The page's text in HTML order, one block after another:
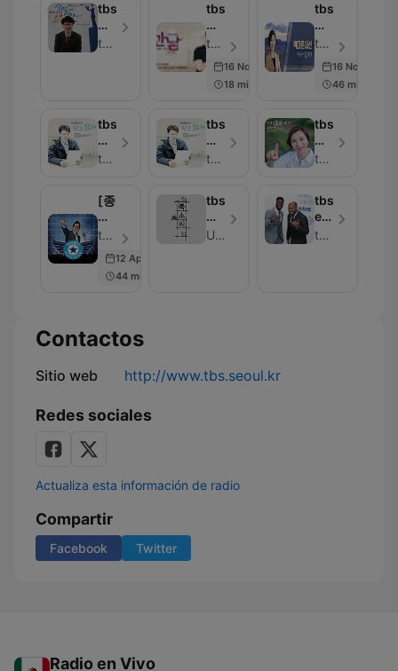
tbs
서
울
원
입
니
tbs 교통방송
tbs
유
쾌
만
남
선
신
보
입
니
다
tbs 교통방송 - Episodio 3602
16 Nov 2018
18 min
tbs
색
다
시
선,
숙
입
니
tbs 교통방송 - Episodio 3211
16 Nov 2018
46 min
tbs
가
슴
아
온
작
은
목
소
tbs 교통방송
tbs
가
슴
아
온
작
tbs 교통방송
tbs
라
디
켜
라
김
tbs 교통방송
[종
영]tbs
지
렬
의
브
tbs 교통방송 - Episodio 397
12 Apr 2018
44 min
tbs
북
키Unknown
tbs
eFM
Men
tbs eFM
Contactos
Sitio web http://www.tbs.seoul.kr
Redes sociales
Actualiza esta información de radio
Compartir
Facebook Twitter
Radio en Vivo